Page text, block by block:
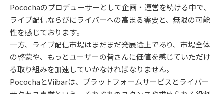
Pocochaのプロデューサーとして企画・運営を続ける中で、
ライブ配信ならびにライバーへの高まる需要と、無限の可能
性を感じております。
一方、ライブ配信市場はまだまだ発展途上であり、市場全体
の啓蒙や、もっとユーザーの皆さんに価値を感じていただけ
る取り組みを加速していかなければなりません。
PocochaとViibarは、プラットフォームサービスとライバー